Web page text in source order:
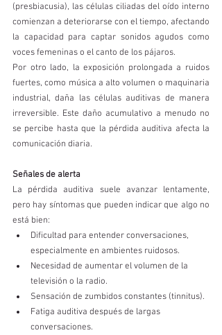
(presbiacusia), las células ciliadas del oído interno
comienzan a deteriorarse con el tiempo, afectando
la capacidad para captar sonidos agudos como
voces femeninas o el canto de los pájaros.
Por otro lado, la exposición prolongada a ruidos
fuertes, como música a alto volumen o maquinaria
industrial, daña las células auditivas de manera
irreversible. Este daño acumulativo a menudo no
se percibe hasta que la pérdida auditiva afecta la
comunicación diaria.
Señales de alerta
La pérdida auditiva suele avanzar lentamente,
pero hay síntomas que pueden indicar que algo no
está bien:
Dificultad para entender conversaciones,
especialmente en ambientes ruidosos.
Necesidad de aumentar el volumen de la
televisión o la radio.
Sensación de zumbidos constantes (tinnitus).
Fatiga auditiva después de largas
conversaciones.